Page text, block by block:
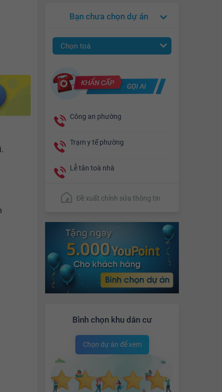
Bạn chưa chọn dự án
Chọn toà
Công an phường
Trạm y tế phường
Lễ tân toà nhà
Đề xuất chỉnh sửa thông tin
Bình chọn khu dân cư
Chọn dự án để xem